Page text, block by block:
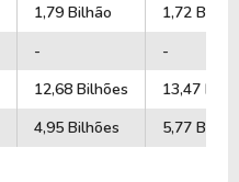
1,79 Bilhão
1,72 Bilhão
-
-
12,68 Bilhões
13,47
4,95 Bilhões 5,77